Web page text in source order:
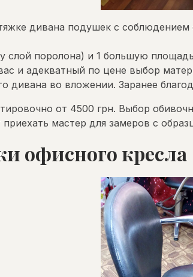
дивана подушек с соблюдением
слой поролона) и 1 большую
и адекватный по цене выбор
дивана во вложении. Заранее
от 4500 грн. Выбор
мастер для замеров с
офисного кресла